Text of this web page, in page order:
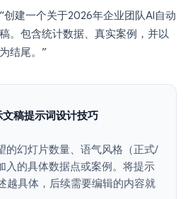
“创建一个关于2026年企业团队AI自动
。包含统计数据、真实案例，并以
结尾。”
稿提示词设计技巧
的幻灯片数量、语气风格（正式/
入的具体数据点或案例。将提示
越具体，后续需要编辑的内容就